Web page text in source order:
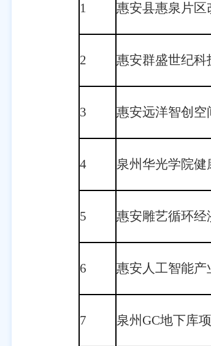
1 惠安县惠泉片区
2 惠安群盛世纪科
3 惠安远洋智创空
4 泉州华光学院
5 惠安雕艺循环经
6 惠安人工智能产
7 泉州GC地下库